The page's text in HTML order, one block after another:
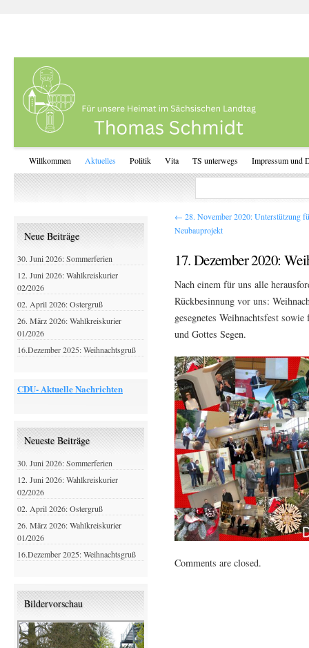
Willkommen Aktuelles Politik Vita TS unterwegs Impressum und
← 28. November 2020: Unterstützung
Neubauprojekt
17. Dezember 2020:
Nach einem für uns alle
Rückbesinnung vor uns:
gesegnetes Weihnachtsfest
und Gottes Segen.
Comments are closed.
Neue Beiträge
30. Juni 2026: Sommerferien
12. Juni 2026: Wahlkreiskurier
02/2026
02. April 2026: Ostergruß
26. März 2026: Wahlkreiskurier
01/2026
16.Dezember 2025: Weihnachtsgruß
CDU- Aktuelle Nachrichten
Neueste Beiträge
30. Juni 2026: Sommerferien
12. Juni 2026: Wahlkreiskurier
02/2026
02. April 2026: Ostergruß
26. März 2026: Wahlkreiskurier
01/2026
16.Dezember 2025: Weihnachtsgruß
Bildervorschau